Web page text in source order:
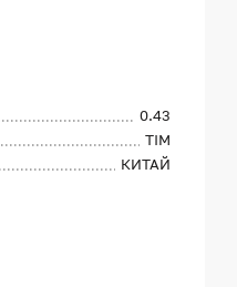
0.43
TIM
КИТАЙ